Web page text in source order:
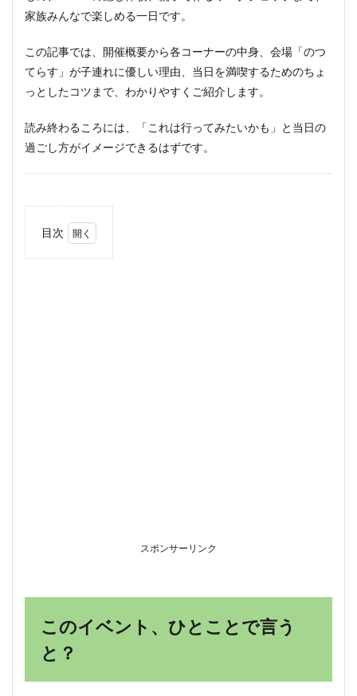
家族みんなで楽しめる一日です。
この記事では、開催概要から各コーナーの中身、会場「のつ
てらす」が子連れに優しい理由、当日を満喫するためのちょ
っとしたコツまで、わかりやすくご紹介します。
読み終わるころには、「これは行ってみたいかも」と当日の
過ごし方がイメージできるはずです。
目次
す」
子連
れに
うれ
理由
スポンサーリンク
このイベント、ひとことで言う
と？